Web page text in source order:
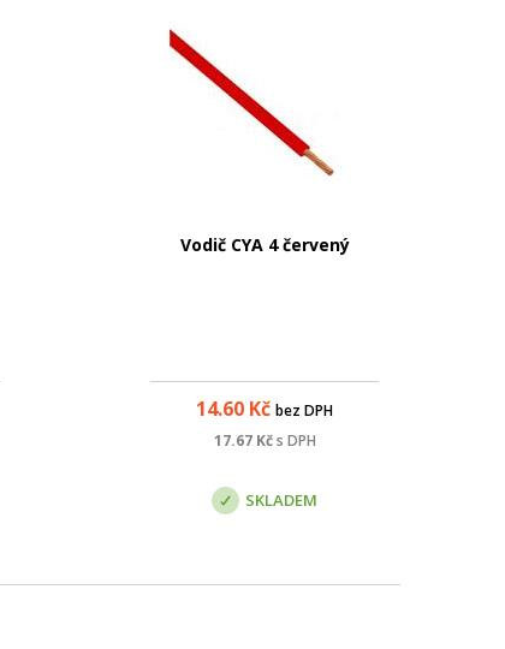
Vodič CYA 4 červený
14.60 Kč bez DPH
17.67Kč s DPH
SKLADEM